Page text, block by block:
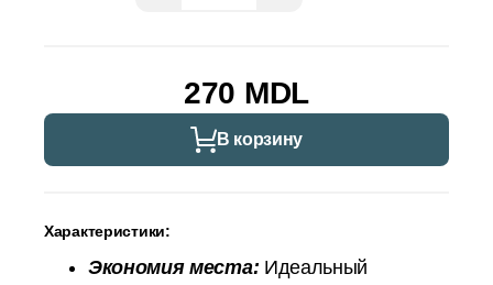
270 MDL
В корзину
Характеристики:
Экономия места: Идеальный